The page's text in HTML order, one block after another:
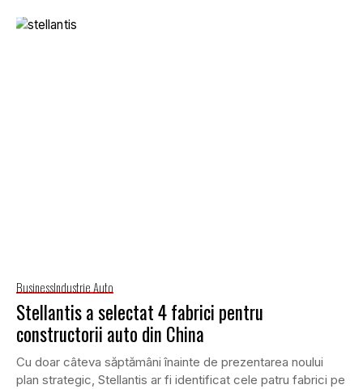
BusinessIndustrie Auto
Stellantis a selectat 4 fabrici pentru
constructorii auto din China
Cu doar câteva săptămâni înainte de prezentarea noului
plan strategic, Stellantis ar fi identificat cele patru fabrici pe